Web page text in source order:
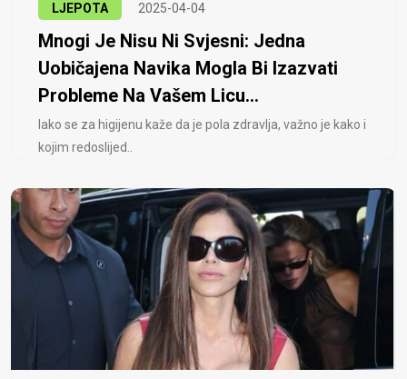
LJEPOTA 2025-04-04
Mnogi Je Nisu Ni Svjesni: Jedna
Uobičajena Navika Mogla Bi Izazvati
Probleme Na Vašem Licu...
Iako se za higijenu kaže da je pola zdravlja, važno je kako i
kojim redoslijed..